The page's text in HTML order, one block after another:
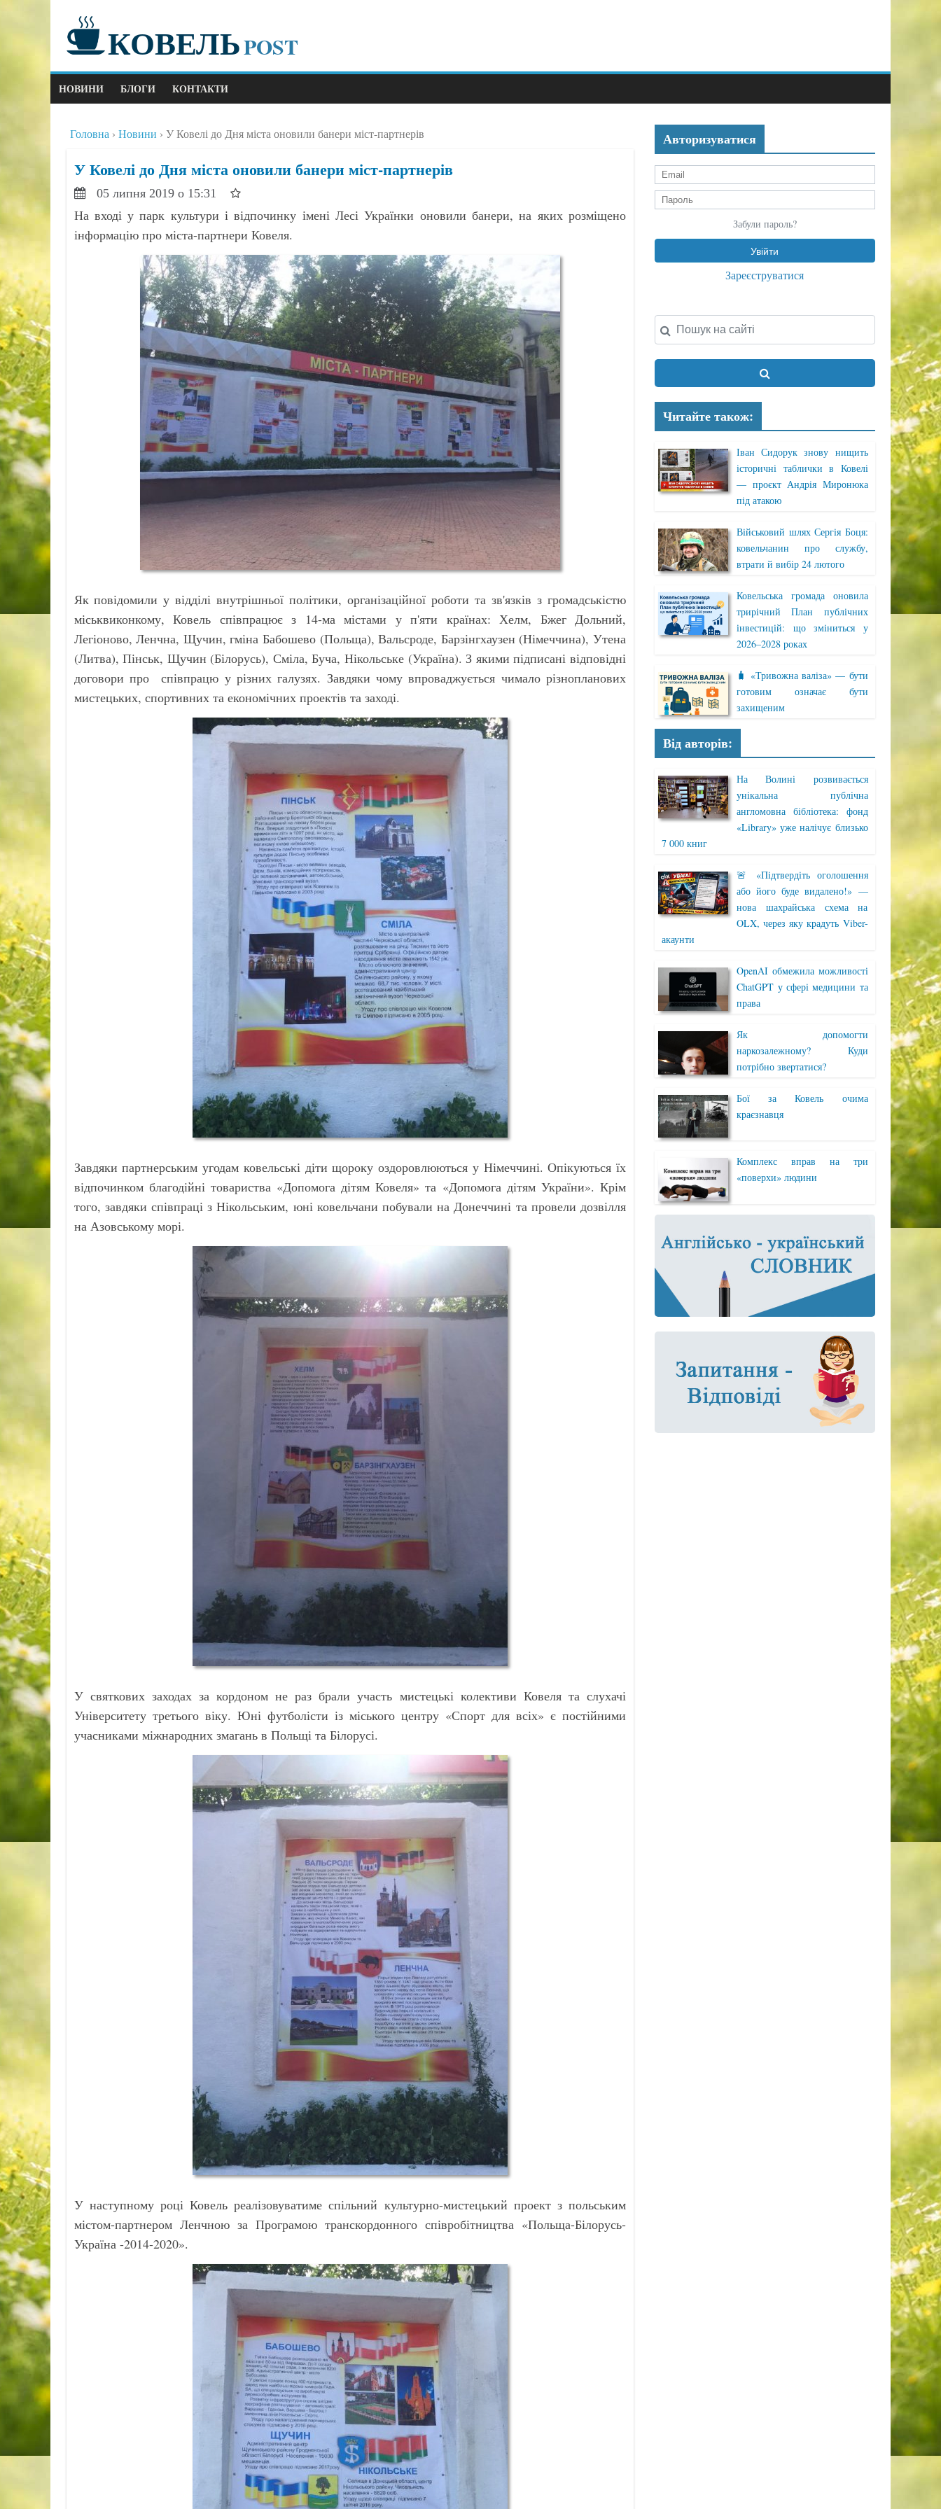
КОВЕЛЬPOST
НОВИНИ БЛОГИ КОНТАКТИ
Головна Новини У Ковелі до Дня міста оновили банери міст-партнерів
У Ковелі до Дня міста оновили банери міст-партнерів
05 липня 2019 о 15:31
На вході у парк культури і відпочинку імені Лесі Українки оновили банери, на яких розміщено
інформацію про міста-партнери Ковеля.
Як повідомили у відділі внутрішньої політики, організаційної роботи та зв'язків з громадськістю
міськвиконкому, Ковель співпрацює з 14-ма містами у п'яти країнах: Хелм, Бжег Дольний,
Легіоново, Ленчна, Щучин, гміна Бабошево (Польща), Вальсроде, Барзінгхаузен (Німеччина), Утена
(Литва), Пінськ, Щучин (Білорусь), Сміла, Буча, Нікольське (Україна). З якими підписані відповідні
договори про співпрацю у різних галузях. Завдяки чому впроваджується чимало різнопланових
мистецьких, спортивних та економічних проектів та заході.
Завдяки партнерським угодам ковельські діти щороку оздоровлюються у Німеччині. Опікуються їх
відпочинком благодійні товариства «Допомога дітям Ковеля» та «Допомога дітям України». Крім
того, завдяки співпраці з Нікольським, юні ковельчани побували на Донеччині та провели дозвілля
на Азовському морі.
У святкових заходах за кордоном не раз брали участь мистецькі колективи Ковеля та слухачі
Університету третього віку. Юні футболісти із міського центру «Спорт для всіх» є постійними
учасниками міжнародних змагань в Польщі та Білорусі.
У наступному році Ковель реалізовуватиме спільний культурно-мистецький проект з польським
містом-партнером Ленчною за Програмою транскордонного співробітництва «Польща-Білорусь-
Україна -2014-2020».
Авторизуватися
Забули пароль?
Зареєструватися
Читайте також:
Іван Сидорук знову нищить
історичні таблички в Ковелі
— проєкт Андрія Миронюка
під атакою
Військовий шлях Сергія Боця:
ковельчанин про службу,
втрати й вибір 24 лютого
Ковельська громада оновила
трирічний План публічних
інвестицій: що зміниться у
2026–2028 роках
🧳 «Тривожна валіза» — бути
готовим означає бути
захищеним
Від авторів:
На Волині розвивається
унікальна публічна
англомовна бібліотека: фонд
«Library» уже налічує близько
7 000 книг
🚨 «Підтвердіть оголошення
або його буде видалено!» —
нова шахрайська схема на
OLX, через яку крадуть Viber-
акаунти
OpenAI обмежила можливості
ChatGPT у сфері медицини та
права
Як допомогти
наркозалежному? Куди
потрібно звертатися?
Бої за Ковель очима
краєзнавця
Комплекс вправ на три
«поверхи» людини